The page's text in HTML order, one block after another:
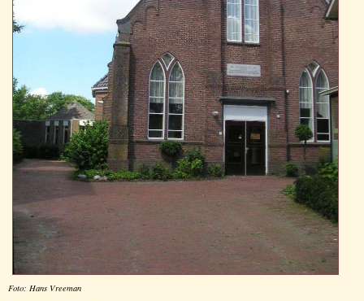
Foto: Hans Vreeman